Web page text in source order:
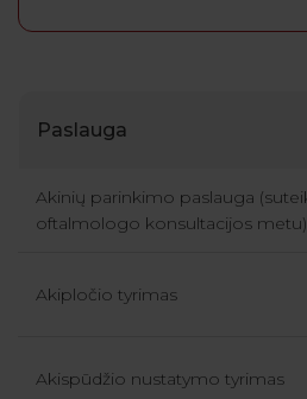
Paslauga
Akinių parinkimo paslauga
oftalmologo konsultacijos metu)
Akipločio tyrimas
Akispūdžio nustatymo tyrimas